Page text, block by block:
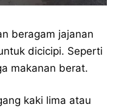
beragam jajanan
dicicipi. Seperti
makanan berat.
kaki lima atau